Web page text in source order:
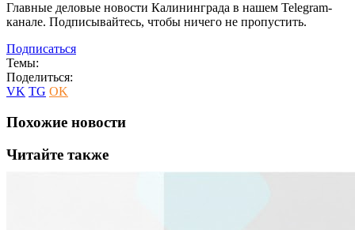
Главные деловые новости Калининграда в нашем Telegram-
канале. Подписывайтесь, чтобы ничего не пропустить.
Подписаться
Темы:
Поделиться:
VK TG OK
Похожие новости
Читайте также